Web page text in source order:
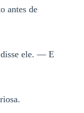
antes de
ele. — E